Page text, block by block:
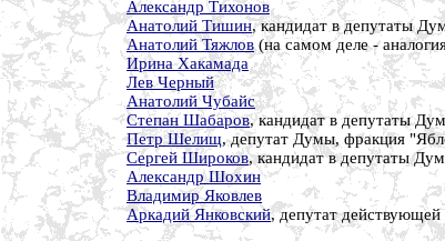
Александр Тихонов
Анатолий Тишин, кандидат в депутаты
Анатолий Тяжлов(на самом деле -
Ирина Хакамада
Лев Черный
Анатолий Чубайс
Степан Шабаров, кандидат в депутаты
Петр Шелищ, депутат Думы, фракция
Сергей Широков, кандидат в депутаты
Александр Шохин
Владимир Яковлев
Аркадий Янковский, депутат